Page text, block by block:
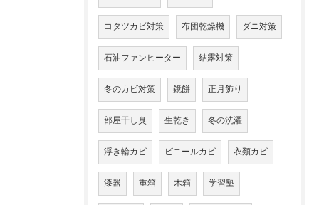
コタツカビ対策 布団乾燥機 ダニ対策
石油ファンヒーター 結露対策
冬のカビ対策 鏡餅 正月飾り
部屋干し臭 生乾き 冬の洗濯
浮き輪カビ ビニールカビ 衣類カビ
漆器 重箱 木箱 学習塾